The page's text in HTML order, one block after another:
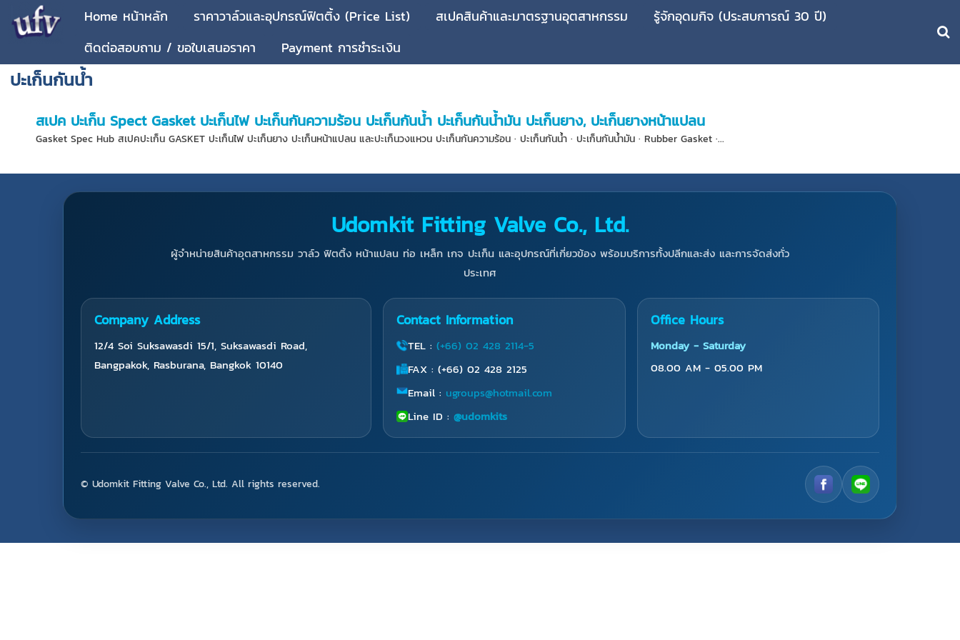
Home หน้าหลัก ราคาวาล์วและอุปกรณ์ฟิตติ้ง (Price List) สเปคสินค้าและมาตรฐานอุตสาหกรรม
รู้จักอุดมกิจ (ประสบการณ์ 30 ปี)
ติดต่อสอบถาม / ขอใบเสนอราคา
Payment การชำระเงิน
ปะเก็นกันน้ำ
สเปค ปะเก็น Spect Gasket ปะเก็นไฟ ปะเก็นกันความร้อน ปะเก็นกันน้ำ ปะเก็นกันน้ำมัน ปะเก็นยาง, ปะเก็นยางหน้าแปลน
Gasket Spec Hub สเปคปะเก็น GASKET ปะเก็นไฟ ปะเก็นยาง ปะเก็นหน้าแปลน และปะเก็นวงแหวน ปะเก็นกันความร้อน · ปะเก็นกันน้ำ · ปะเก็นกันน้ำมัน · Rubber Gasket ·...
Udomkit Fitting Valve Co., Ltd.
ผู้จำหน่ายสินค้าอุตสาหกรรม วาล์ว ฟิตติ้ง หน้าแปลน ท่อ เหล็ก เกจ ปะเก็น และอุปกรณ์ที่เกี่ยวข้อง พร้อมบริการทั้งปลีกและส่ง และการจัดส่งทั่ว
ประเทศ
Company Address
12/4 Soi Suksawasdi 15/1, Suksawasdi Road,
Bangpakok, Rasburana, Bangkok 10140
Contact Information
TEL :(+66) 02 428 2114-5
FAX : (+66) 02 428 2125
Email : ugroups@hotmail.com
Line ID :@udomkits
Office Hours
Monday - Saturday
08.00 AM - 05.00 PM
© Udomkit Fitting Valve Co., Ltd. All rights reserved.